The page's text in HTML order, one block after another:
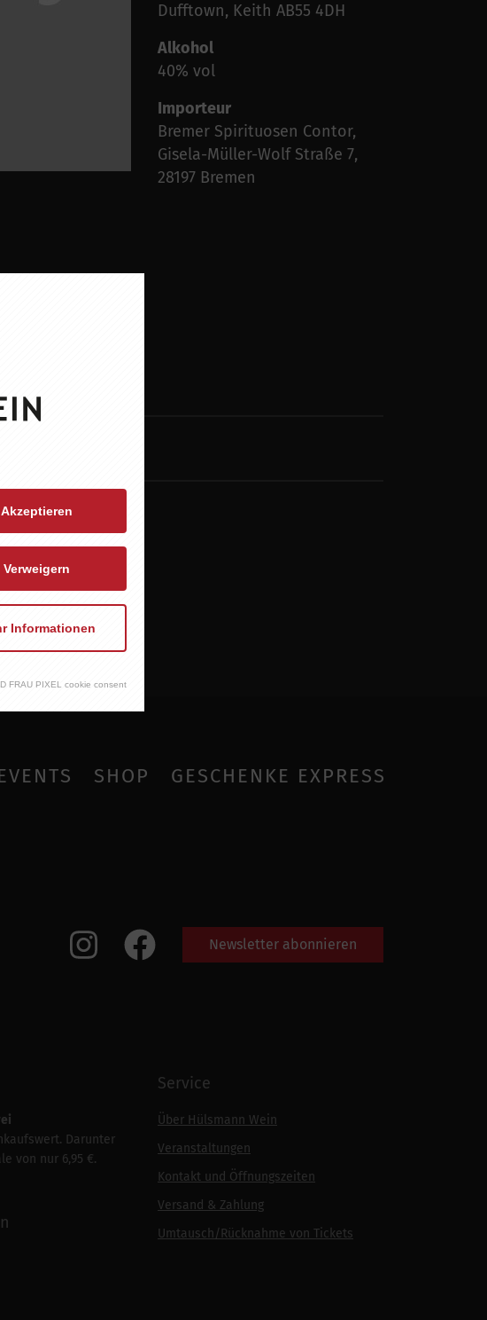
Dufftown, Keith AB55 4DH
Alkohol
40% vol
Importeur
Bremer Spirituosen Contor,
Gisela-Müller-Wolf Straße 7,
28197 Bremen
SHOP GESCHENKE EXPRESS
Newsletter abonnieren
Darunter
von nur 6,95 €.
Service
Über Hülsmann Wein
Veranstaltungen
Kontakt und Öffnungszeiten
Versand & Zahlung
Umtausch/Rücknahme von Tickets
Akzeptieren
Verweigern
Informationen
FRAU PIXEL cookie consent